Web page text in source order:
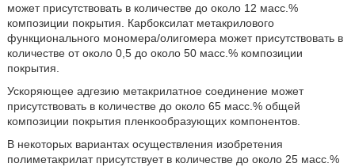
может присутствовать в количестве до около 12 масс.%
композиции покрытия. Карбоксилат метакрилового
функционального мономера/олигомера может присутствовать в
количестве от около 0,5 до около 50 масс.% композиции
покрытия.
Ускоряющее адгезию метакрилатное соединение может
присутствовать в количестве до около 65 масс.% общей
композиции покрытия пленкообразующих компонентов.
В некоторых вариантах осуществления изобретения
полиметакрилат присутствует в количестве до около 25 масс.%